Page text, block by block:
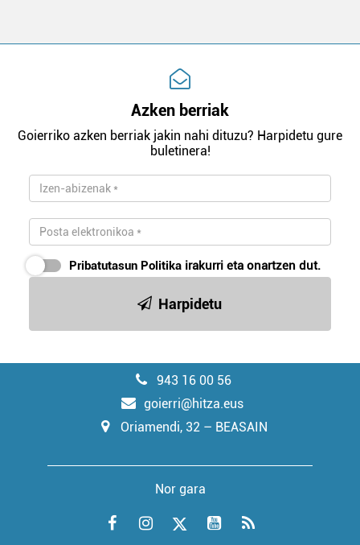
Azken berriak
Goierriko azken berriak jakin nahi dituzu? Harpidetu gure
buletinera!
Pribatutasun Politika irakurri eta onartzen dut.
Harpidetu
943 16 00 56
goierri@hitza.eus
Oriamendi, 32 – BEASAIN
Nor gara